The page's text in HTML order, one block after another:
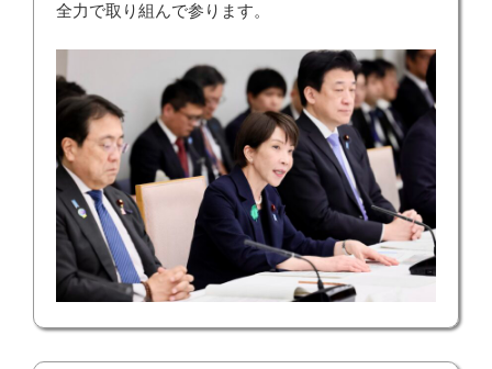
全力で取り組んで参ります。